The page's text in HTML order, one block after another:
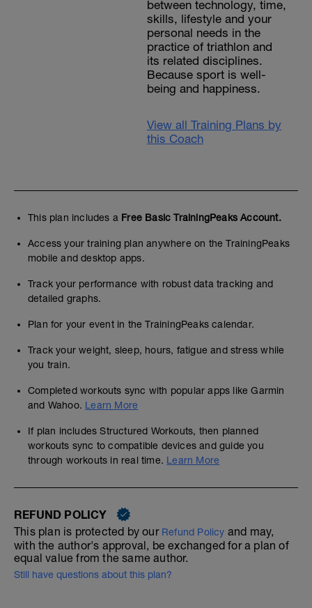
between technology, time,
skills, lifestyle and your
personal needs in the
practice of triathlon and
its related disciplines.
Because sport is well-
being and happiness.
View all Training Plans by
this Coach
This plan includes a Free Basic TrainingPeaks Account.
Access your training plan anywhere on the TrainingPeaks
mobile and desktop apps.
Track your performance with robust data tracking and
detailed graphs.
Plan for your event in the TrainingPeaks calendar.
Track your weight, sleep, hours, fatigue and stress while
you train.
Completed workouts sync with popular apps like Garmin
and Wahoo. Learn More
If plan includes Structured Workouts, then planned
workouts sync to compatible devices and guide you
through workouts in real time. Learn More
REFUND POLICY
This plan is protected by our Refund Policy and may,
with the author's approval, be exchanged for a plan of
equal value from the same author.
Still have questions about this plan?